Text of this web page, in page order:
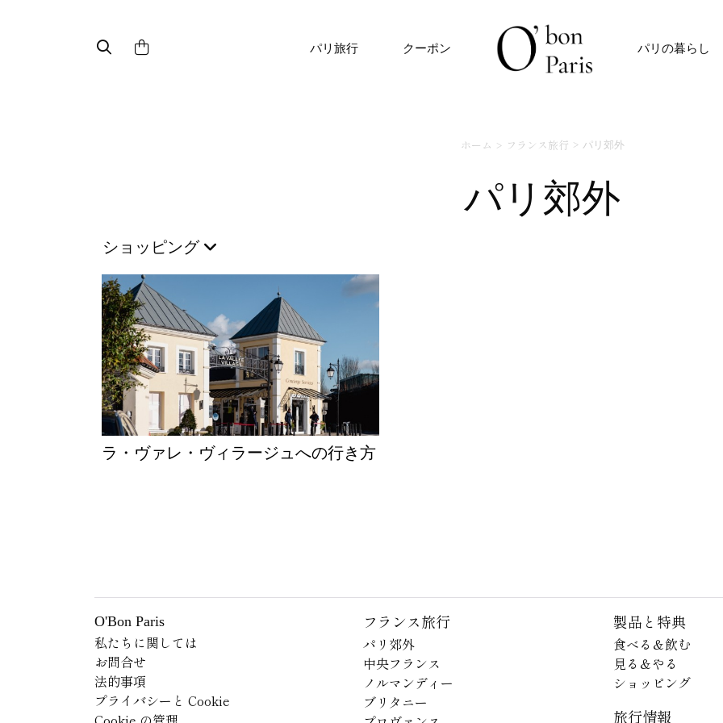
パリ旅行 クーポン パリの暮らし
ホーム フランス旅行 パリ郊外
パリ郊外
ショッピング
ラ・ヴァレ・ヴィラージュへの行き方
O'Bon Paris
私たちに関しては
お問合せ
法的事項
プライバシーと Cookie
フランス旅行
パリ郊外
中央フランス
ノルマンディー
ブリタニー
製品と特典
食べる＆飲む
見る＆やる
ショッピング
旅行情報